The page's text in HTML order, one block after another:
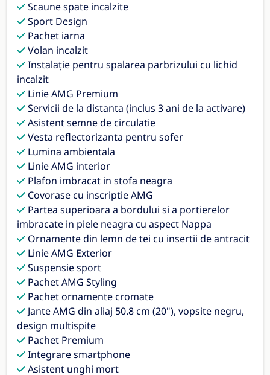
Scaune spate incalzite
Sport Design
Pachet iarna
Volan incalzit
Instalaţie pentru spalarea parbrizului cu lichid
incalzit
Linie AMG Premium
Servicii de la distanta (inclus 3 ani de la activare)
Asistent semne de circulatie
Vesta reflectorizanta pentru sofer
Lumina ambientala
Linie AMG interior
Plafon imbracat in stofa neagra
Covorase cu inscriptie AMG
Partea superioara a bordului si a portierelor
imbracate in piele neagra cu aspect Nappa
Ornamente din lemn de tei cu insertii de antracit
Linie AMG Exterior
Suspensie sport
Pachet AMG Styling
Pachet ornamente cromate
Jante AMG din aliaj 50.8 cm (20"), vopsite negru,
design multispite
Pachet Premium
Integrare smartphone
Asistent unghi mort